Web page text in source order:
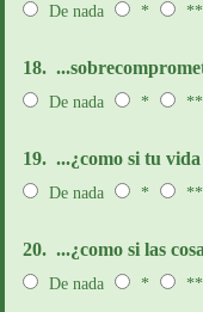
De nada * **
18.
De nada * **
19. ...¿como si tu
De nada * **
20. ...¿como si las
De nada * **